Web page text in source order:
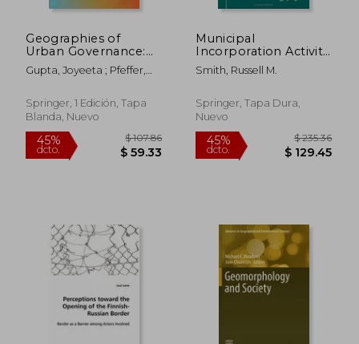
45%
Geographies of
Urban Governance:
Advanced Theories,
Methods and
Gupta, Joyeeta ; Pfeffer,
Springer, 1 Edición, Tapa
Blanda, Nuevo
Municipal
Incorporation Activity
in the United States:
Patterns, People and
Inglés)
Smith, Russell M.
Springer, Tapa Dura,
Nuevo